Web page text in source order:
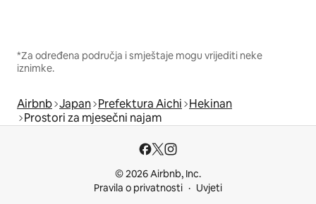
*Za određena područja i smještaje mogu vrijediti neke
iznimke.
Airbnb Japan Prefektura Aichi Hekinan
Prostori za mjesečni najam
© 2026 Airbnb, Inc.
Pravila o privatnosti
Uvjeti